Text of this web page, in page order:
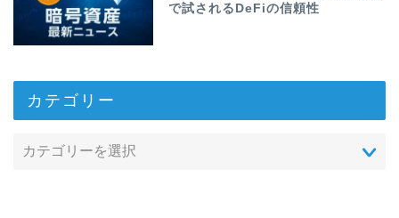
で試されるDeFiの信頼性
カテゴリー